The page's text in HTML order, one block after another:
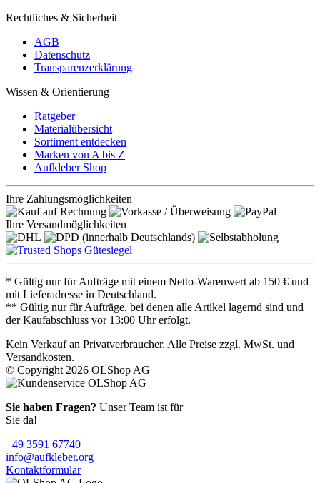
Rechtliches & Sicherheit
AGB
Datenschutz
Transparenzerklärung
Wissen & Orientierung
Ratgeber
Materialübersicht
Sortiment entdecken
Marken von A bis Z
Aufkleber Shop
Ihre Zahlungsmöglichkeiten
Ihre Versandmöglichkeiten
* Gültig nur für Aufträge mit einem Netto-Warenwert ab 150 € und
mit Lieferadresse in Deutschland.
** Gültig nur für Aufträge, bei denen alle Artikel lagernd sind und
der Kaufabschluss vor 13:00 Uhr erfolgt.
Kein Verkauf an Privatverbraucher. Alle Preise zzgl. MwSt. und
Versandkosten.
© Copyright 2026 OLShop AG
Sie haben Fragen? Unser Team ist für
Sie da!
+49 3591 67740
info@aufkleber.org
Kontaktformular